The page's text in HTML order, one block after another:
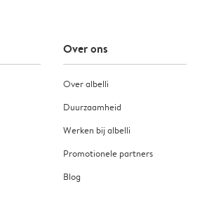
Over ons
Over albelli
Duurzaamheid
Werken bij albelli
Promotionele partners
Blog